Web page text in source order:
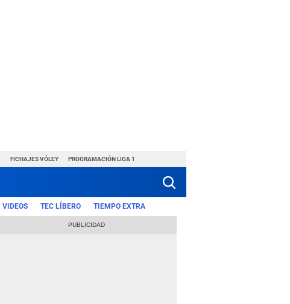
FICHAJES VÓLEY PROGRAMACIÓN LIGA 1
VIDEOS TEC LÍBERO TIEMPO EXTRA